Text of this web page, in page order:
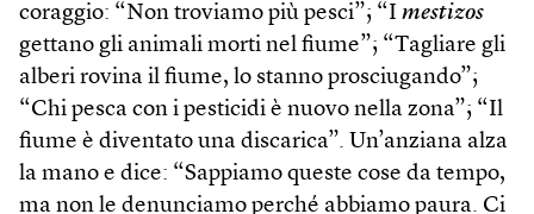
coraggio: “Non troviamo più pesci”; “I mestizos
gettano gli animali morti nel fiume”; “Tagliare gli
alberi rovina il fiume, lo stanno prosciugando”;
“Chi pesca con i pesticidi è nuovo nella zona”; “Il
fiume è diventato una discarica”. Un’anziana alza
la mano e dice: “Sappiamo queste cose da tempo,
ma non le denunciamo perché abbiamo paura. Ci